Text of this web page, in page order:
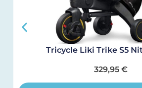
Tricycle Liki Trike S5
329,95 €